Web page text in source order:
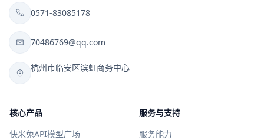
0571-83085178
70486769@qq.com
杭州市临安区滨虹商务中心
核心产品
快米兔API模型广场
服务与支持
服务能力